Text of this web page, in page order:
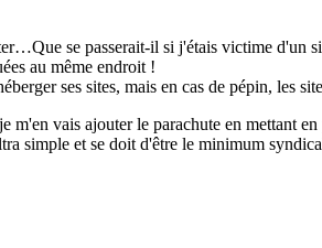
se passerait-il si j'étais victime d'un
au même endroit !
ses sites, mais en cas de pépin, les
m'en vais ajouter le parachute en mettant
simple et se doit d'être le minimum